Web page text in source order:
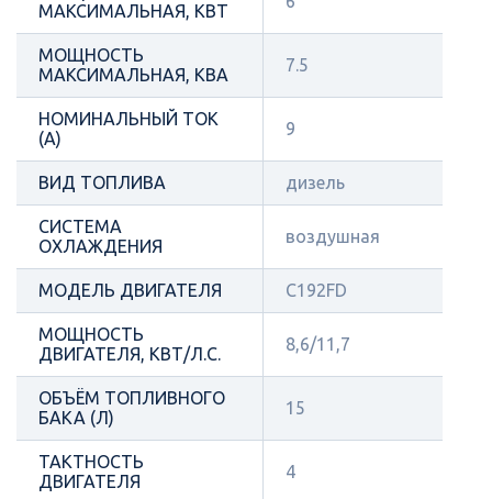
МАКСИМАЛЬНАЯ, КВТ
МОЩНОСТЬ
МАКСИМАЛЬНАЯ, КВА
7.5
НОМИНАЛЬНЫЙ ТОК
(А)
9
ВИД ТОПЛИВА дизель
СИСТЕМА
ОХЛАЖДЕНИЯ
воздушная
МОДЕЛЬ ДВИГАТЕЛЯ C192FD
МОЩНОСТЬ
ДВИГАТЕЛЯ, КВТ/Л.С.
8,6/11,7
ОБЪЁМ ТОПЛИВНОГО
БАКА (Л)
15
ТАКТНОСТЬ
ДВИГАТЕЛЯ
4